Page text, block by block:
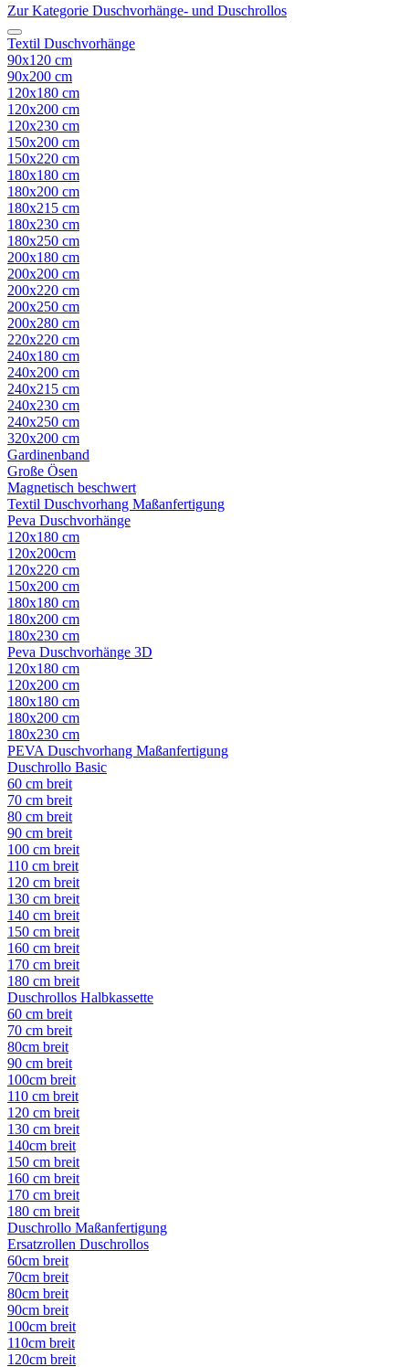
Zur Kategorie Duschvorhänge- und Duschrollos
Textil Duschvorhänge
90x120 cm
90x200 cm
120x180 cm
120x200 cm
120x230 cm
150x200 cm
150x220 cm
180x180 cm
180x200 cm
180x215 cm
180x230 cm
180x250 cm
200x180 cm
200x200 cm
200x220 cm
200x250 cm
200x280 cm
220x220 cm
240x180 cm
240x200 cm
240x215 cm
240x230 cm
240x250 cm
320x200 cm
Gardinenband
Große Ösen
Magnetisch beschwert
Textil Duschvorhang Maßanfertigung
Peva Duschvorhänge
120x180 cm
120x200cm
120x220 cm
150x200 cm
180x180 cm
180x200 cm
180x230 cm
Peva Duschvorhänge 3D
120x180 cm
120x200 cm
180x180 cm
180x200 cm
180x230 cm
PEVA Duschvorhang Maßanfertigung
Duschrollo Basic
60 cm breit
70 cm breit
80 cm breit
90 cm breit
100 cm breit
110 cm breit
120 cm breit
130 cm breit
140 cm breit
150 cm breit
160 cm breit
170 cm breit
180 cm breit
Duschrollos Halbkassette
60 cm breit
70 cm breit
80cm breit
90 cm breit
100cm breit
110 cm breit
120 cm breit
130 cm breit
140cm breit
150 cm breit
160 cm breit
170 cm breit
180 cm breit
Duschrollo Maßanfertigung
Ersatzrollen Duschrollos
60cm breit
70cm breit
80cm breit
90cm breit
100cm breit
110cm breit
120cm breit